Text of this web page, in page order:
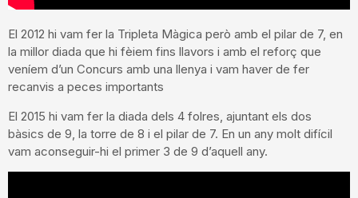
El 2012 hi vam fer la Tripleta Màgica però amb el pilar de 7, en
la millor diada que hi fèiem fins llavors i amb el reforç que
veníem d’un Concurs amb una llenya i vam haver de fer
recanvis a peces importants
El 2015 hi vam fer la diada dels 4 folres, ajuntant els dos
bàsics de 9, la torre de 8 i el pilar de 7. En un any molt difícil
vam aconseguir-hi el primer 3 de 9 d’aquell any.